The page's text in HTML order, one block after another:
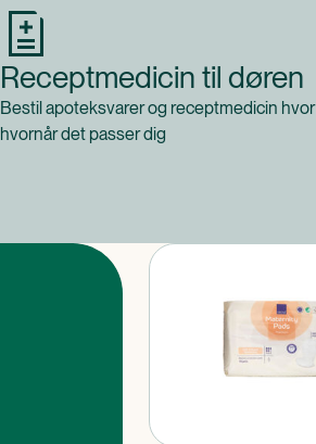
Receptmedicin til døren
Bestil apoteksvarer og receptmedicin
hvornår det passer dig